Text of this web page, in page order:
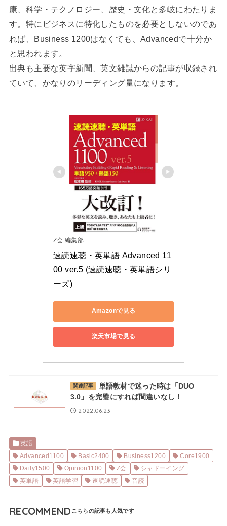
康、科学・テクノロジー、歴史・文化と多岐にわたりま
す。特にビジネスに特化したものを必要としないのであ
れば、Business 1200はなくても、Advancedで十分か
と思われます。
出典も主要な英字新聞、英文雑誌からの記事が収録され
ていて、かなりのリーディング量になります。
Z会 編集部
速読速聴・英単語 Advanced 11
00 ver.5 (速読速聴・英単語シリ
ーズ)
Amazonで見る
楽天市場で見る
関連記事
単語教材で迷った時は「DUO
3.0」を完璧にすれば間違いなし！
2022.06.23
英語
Advanced1100
Basic2400 Business1200
Core1900
Daily1500
Opinion1100 Z会
シャドーイング
英単語
英語学習 速読速聴 音読
RECOMMEND